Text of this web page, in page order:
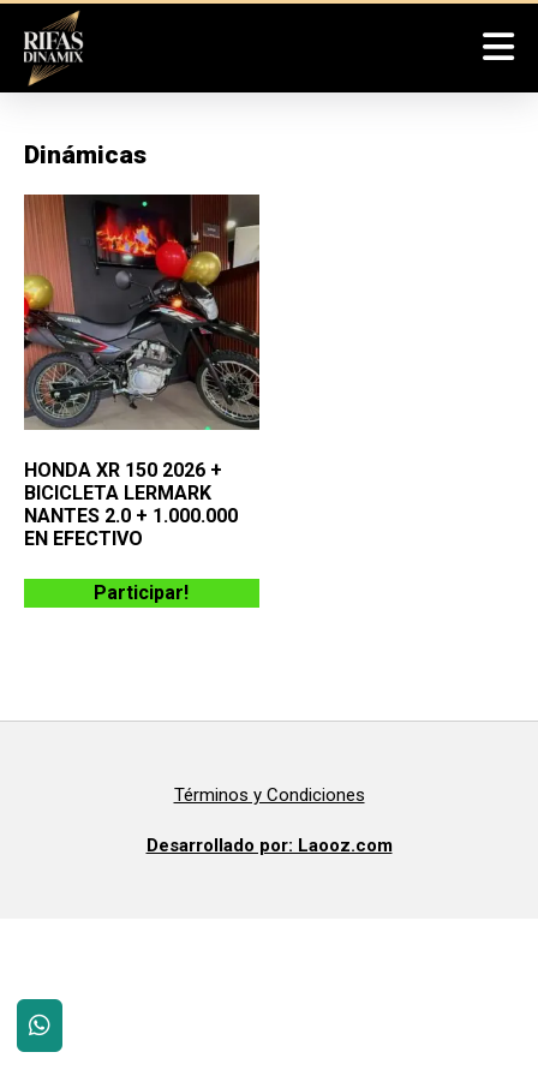
Dinámicas
HONDA XR 150 2026 +
BICICLETA LERMARK
NANTES 2.0 + 1.000.000
EN EFECTIVO
Participar!
Términos y Condiciones
Desarrollado por: Laooz.com